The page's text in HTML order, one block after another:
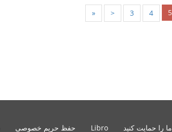
« < 3 4 5
ما را حمایت کنید Libro حفظ حریم خصوصی